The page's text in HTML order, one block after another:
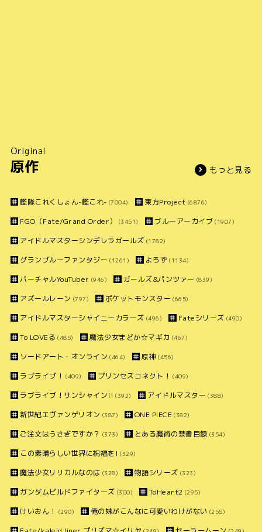
Original
原作 もっと見る
艦隊これくしょん-艦これ- (7004) 東方Project (6876)
FGO（Fate/Grand Order） (3451) ブルーアーカイブ (1907)
アイドルマスターシンデレラガールズ (1782)
グランブルーファンタジー (1261) よろず (1134)
バーチャルYouTuber (946) ガールズ&パンツァー (839)
アズールレーン (797) ポケットモンスター (665)
アイドルマスターシャイニーカラーズ (496) Fateシリーズ (490)
To LOVEる (485) 魔法少女まどか☆マギカ (467)
ソードアート・オンライン (464) 原神 (456)
ラブライブ！ (409) プリンセスコネクト！ (409)
ラブライブ！サンシャイン!! (392) アイドルマスター (388)
新世紀エヴァンゲリオン (387) ONE PIECE (382)
ご注文はうさぎですか？ (373) とある魔術の禁書目録 (354)
この素晴らしい世界に祝福を! (329)
魔法少女リリカルなのは (328) 物語シリーズ (323)
ガンダムビルドファイターズ (300) ToHeart2 (295)
けいおん！ (290) 俺の妹がこんなに可愛いわけがない (255)